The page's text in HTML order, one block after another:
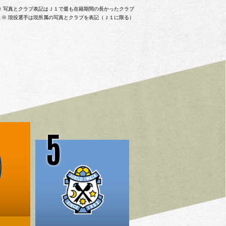
写真とクラブ表記はＪ１で最も在籍期間の長かったクラブ
※ 現役選手は現所属の写真とクラブを表記（Ｊ１に限る）
5